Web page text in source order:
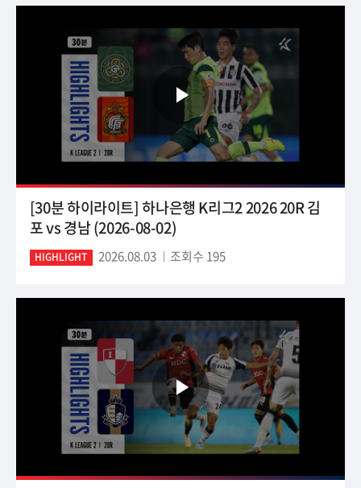
[30분 하이라이트] 하나은행 K리그2 2026 20R 김
포 vs 경남 (2026-08-02)
HIGHLIGHT 2026.08.03 조회수 195